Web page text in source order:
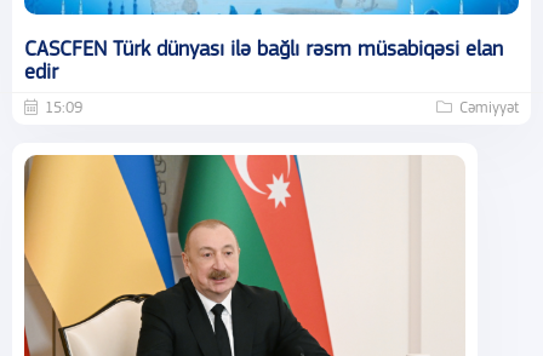
CASCFEN Türk dünyası ilə bağlı rəsm müsabiqəsi elan
edir
15:09 Cəmiyyət